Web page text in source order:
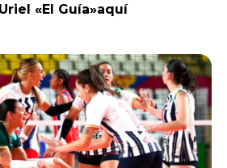
«El Guía»aquí